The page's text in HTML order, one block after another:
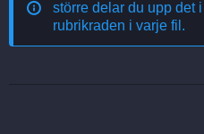
större delar du upp det
rubrikraden i varje fil.